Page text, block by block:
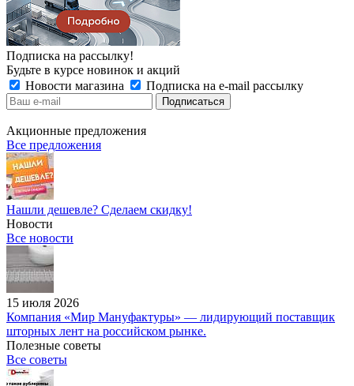
Подписка на рассылку!
Будьте в курсе новинок и акций
Новости магазина
Подписка на e-mail рассылку
Акционные предложения
Все предложения
Нашли дешевле? Сделаем скидку!
Новости
Все новости
15 июля 2026
Компания «Мир Мануфактуры» — лидирующий поставщик
шторных лент на российском рынке.
Полезные советы
Все советы